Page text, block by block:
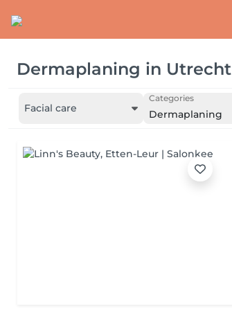
Dermaplaning in Utrecht
Facial care
Categories
Dermaplaning